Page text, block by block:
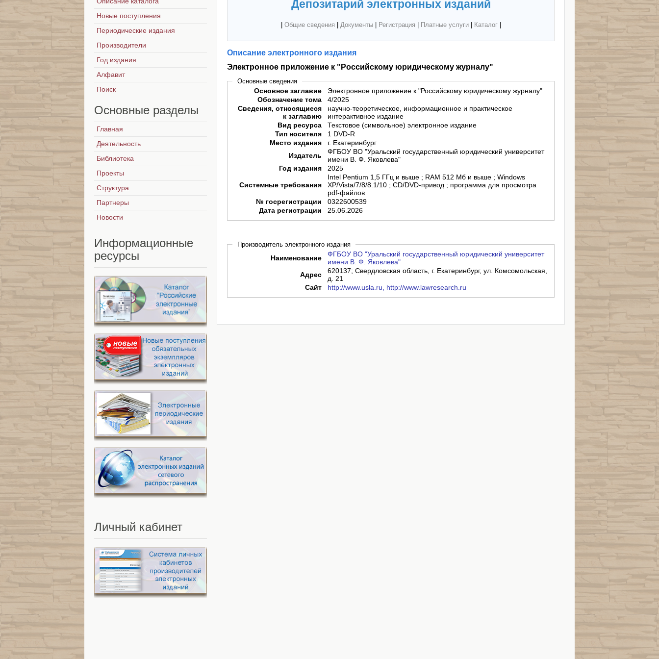
Депозитарий электронных изданий
Общие сведения Документы| Регистрация Платные услуги| Каталог|
Описание электронного издания
Электронное приложение к "Российскому юридическому журналу"
Основные сведения
Основное заглавие
Электронное приложение к "Российскому юридическому журналу"
Обозначение тома
4/2025
Сведения, относящиеся
к заглавию
научно-теоретическое, информационное и практическое
интерактивное издание
Вид ресурса
Текстовое (символьное) электронное издание
Тип носителя
1 DVD-R
Место издания
г. Екатеринбург
Издатель
ФГБОУ ВО "Уральский государственный юридический университет
имени В. Ф. Яковлева"
Год издания
2025
Системные требования
Intel Pentium 1,5 ГГц и выше ; RAM 512 Мб и выше ; Windows
XP/Vista/7/8/8.1/10 ; CD/DVD-привод ; программа для просмотра
pdf-файлов
№ госрегистрации
0322600539
Дата регистрации
25.06.2026
Производитель электронного издания
Наименование
ФГБОУ ВО "Уральский государственный юридический университет
имени В. Ф. Яковлева"
Адрес
620137; Свердловская область, г. Екатеринбург, ул. Комсомольская,
д. 21
Сайт
http://www.usla.ru, http://www.lawresearch.ru
Новые поступления
Периодические издания
Производители
Год издания
Алфавит
Поиск
Основные разделы
Главная
Деятельность
Библиотека
Проекты
Структура
Партнеры
Новости
Информационные
ресурсы
Личный кабинет